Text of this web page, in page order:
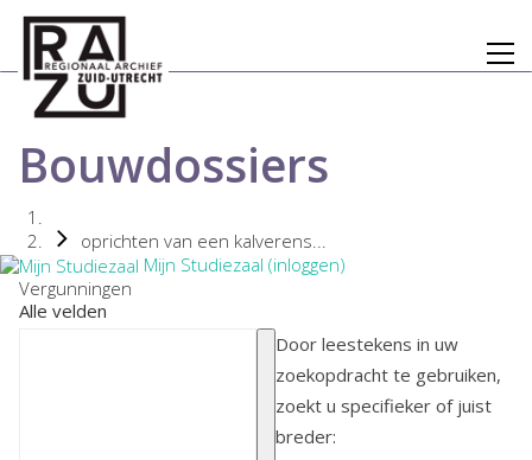
Bouwdossiers
oprichten van een kalverens...
Mijn Studiezaal (inloggen)
Vergunningen
Alle velden
Door leestekens in uw
zoekopdracht te gebruiken,
zoekt u specifieker of juist
breder: